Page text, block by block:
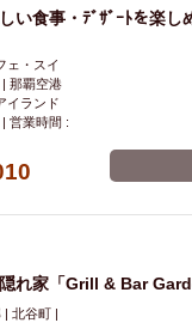
い食事・ﾃﾞｻﾞｰﾄを楽し
ェ・スイ
那覇空港
イランド
営業時間 :
れ家「Grill & Bar
| 北谷町 |